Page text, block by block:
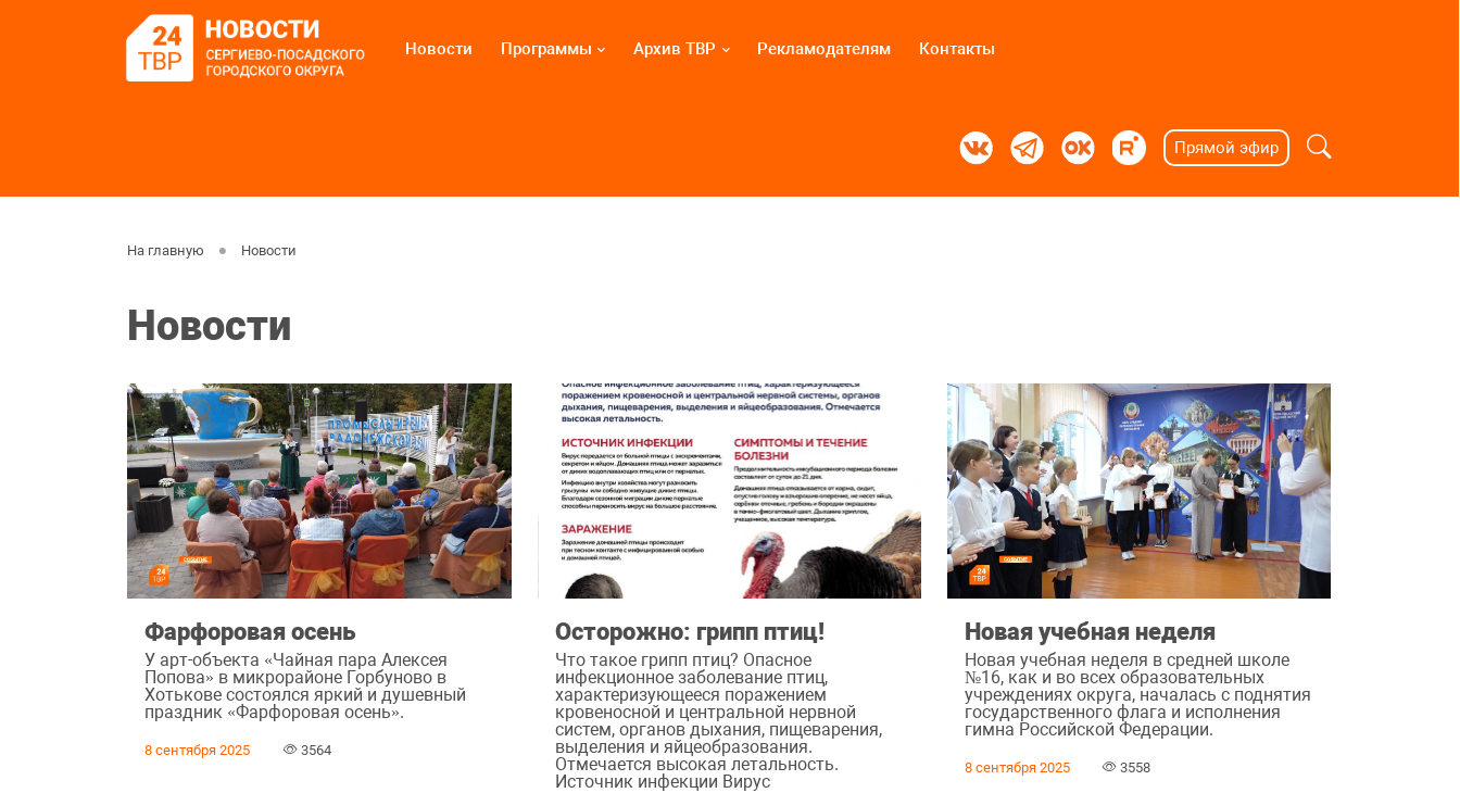
Новости Программы Архив ТВР Рекламодателям Контакты
Прямой эфир
На главную Новости
Новости
Фарфоровая осень
У арт-объекта «Чайная пара Алексея
Попова» в микрорайоне Горбуново в
Хотькове состоялся яркий и душевный
праздник «Фарфоровая осень».
8 сентября 2025 3564
Осторожно: грипп птиц!
Что такое грипп птиц? Опасное
инфекционное заболевание птиц,
характеризующееся поражением
кровеносной и центральной нервной
систем, органов дыхания, пищеварения,
выделения и яйцеобразования.
Отмечается высокая летальность.
Источник инфекции Вирус
Новая учебная неделя
Новая учебная неделя в средней школе
№16, как и во всех образовательных
учреждениях округа, началась с поднятия
государственного флага и исполнения
гимна Российской Федерации.
8 сентября 2025 3558